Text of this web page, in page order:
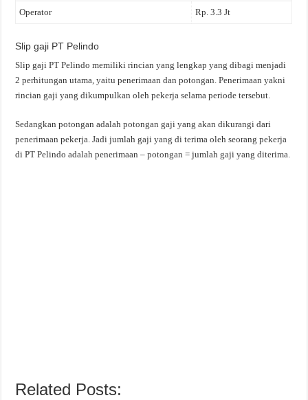
Operator Rp. 3.3 Jt
Slip gaji PT Pelindo
Slip gaji PT Pelindo memiliki rincian yang lengkap yang dibagi menjadi
2 perhitungan utama, yaitu penerimaan dan potongan. Penerimaan yakni
rincian gaji yang dikumpulkan oleh pekerja selama periode tersebut.
Sedangkan potongan adalah potongan gaji yang akan dikurangi dari
penerimaan pekerja. Jadi jumlah gaji yang di terima oleh seorang pekerja
di PT Pelindo adalah penerimaan – potongan = jumlah gaji yang diterima.
Related Posts: